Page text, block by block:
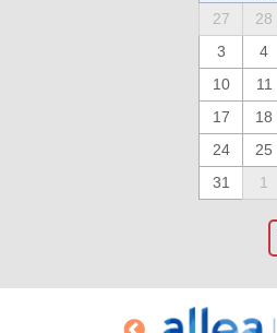
27
28
3
4
10
11
17
18
24
25
31
1